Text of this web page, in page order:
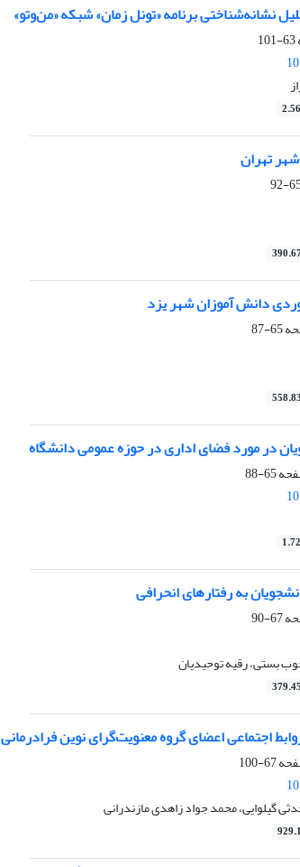
نشانه‌شناختی برنامه «تونل زمان» شبکه «من‌وتو»
63-101
تهران
دانش آموزان شهر یزد
65-87
در مورد فضای اداری در حوزه عمومی دانشگاه
65-88
به رفتارهای انحرافی
67-90
بستی، رقیه توحیدیان
اجتماعی اعضای گروه معنویت‌گرای نوین فرادرمانی
67-100
گیلوایی، محمد جواد زاهدی مازندرانی